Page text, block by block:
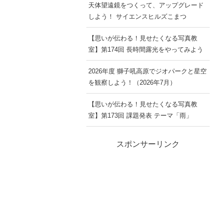
天体望遠鏡をつくって、アップグレード
しよう！ サイエンスヒルズこまつ
【思いが伝わる！見せたくなる写真教
室】第174回 長時間露光をやってみよう
2026年度 獅子吼高原でジオパークと星空
を観察しよう！（2026年7月）
【思いが伝わる！見せたくなる写真教
室】第173回 課題発表 テーマ「雨」
スポンサーリンク